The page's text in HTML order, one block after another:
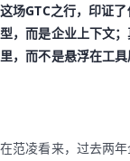
这场GTC之行，印证
型，而是企业上下文
里，而不是悬浮在工具
在范凌看来，过去两